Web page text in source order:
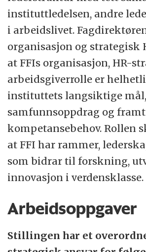
instituttledelsen, andre
i arbeidslivet.
organisasjon og strategisk
at FFIs organisasjon, HR-
arbeidsgiverrolle er
instituttets langsiktige mål,
samfunnsoppdrag og
kompetansebehov. Rollen
at FFI har rammer,
som bidrar til forskning,
innovasjon i verdensklasse.
Arbeidsoppgaver
Stillingen har et